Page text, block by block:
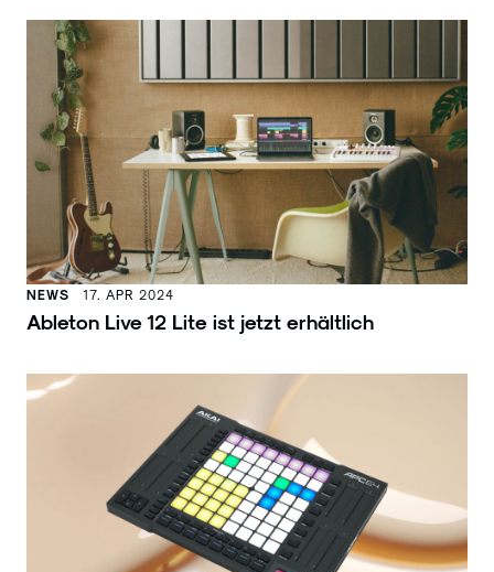
NEWS 17. APR 2024
Ableton Live 12 Lite ist jetzt erhältlich